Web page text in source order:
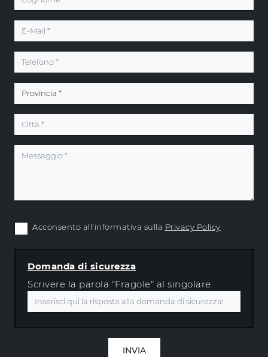
Acconsento all'informativa sulla Privacy Policy
Domanda di sicurezza
Scrivere la parola "Fragole" al singolare
INVIA